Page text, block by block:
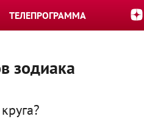
ТЕЛЕПРОГРАММА
зодиака